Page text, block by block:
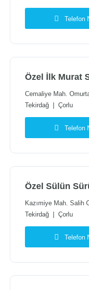
Telefon
Özel İlk Murat
Cemaliye Mah.
Tekirdağ
Çorlu
Telefon
Özel Sülün
Kazımiye Mah. Salih
Tekirdağ
Çorlu
Telefon